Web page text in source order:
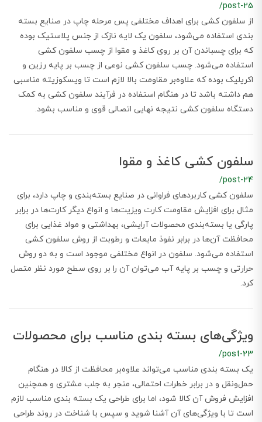
/post-25
از سلفون کشی برای اهداف مختلفی پس مرحله چاپ در صنایع بسته
بندی استفاده می‌شود، سلفون یک لایه نازک از جنس پلاستیک بوده
که برای چسباندن آن بر روی کاغذ و مقوا از چسب سلفون کشی
استفاده می‌شود. چسب سلفون کشی نوعی از چسب بر پایه رزین و
اکریلیک بوده که علاوه‌بر مقاومت بالا لازم است تا ویسکوزیته مناسبی
هم داشته باشد تا در هنگام استفاده در فرآیند سلفون کشی به کمک
دستگاه سلفون کشی نتیجه نهایی اتصالی قوی و مناسب بشود.
سلفون کشی کاغذ و مقوا
/post-24
سلفون کشی کاربردهای فراوانی در صنایع بسته‌بندی و چاپ دارد، برای
مثال برای افزایش مقاومت کارت ویزیت‌ها و انواع دیگر کارت‌ها در برابر
پارگی یا بسته‌بندی محصولات آرایشی، بهداشتی و مواد غذایی برای
محافظت آن‌ها در برابر نفوذ مایعات و رطوبت از روش سلفون کشی
استفاده می‌شود. سلفون در انواع مختلفی موجود است و به دو روش
حرارتی و چسب بر پایه آب می‌توان آن را بر روی سطح مورد نظر متصل
کرد.
ویژگی‌های بسته بندی مناسب برای محصولات
/post-23
یک بسته بندی مناسب می‌تواند علاوه‌بر محافظت از کالا در هنگام
حمل‌ونقل و در برابر خطرات احتمالی، منجر به جلب مشتری و همچنین
افزایش فروش آن کالا شود، اما برای طراحی یک بسته بندی مناسب لازم
است تا با ویژگی‌های آن آشنا شوید و سپس با شناخت در روند طراحی